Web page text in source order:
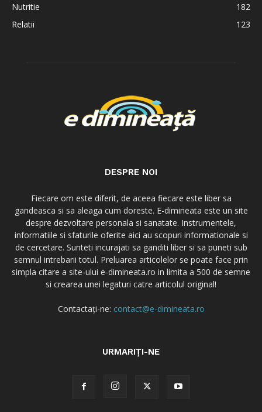
Nutritie
182
Relatii
123
DESPRE NOI
Fiecare om este diferit, de aceea fiecare este liber sa
gandeasca si sa aleaga cum doreste. E-dimineata este un site
despre dezvoltare personala si sanatate. Instrumentele,
informatiile si sfaturile oferite aici au scopuri informationale si
de cercetare. Sunteti incurajati sa ganditi liber si sa puneti sub
semnul intrebarii totul. Preluarea articolelor se poate face prin
simpla citare a site-ului e-dimineata.ro in limita a 500 de semne
si crearea unei legaturi catre articolul original!
Contactați-ne: contact@e-dimineata.ro
URMARIȚI-NE